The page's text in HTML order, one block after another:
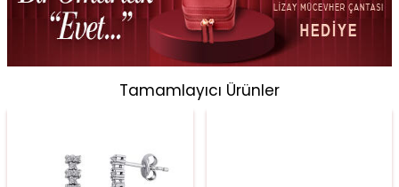
Tamamlayıcı Ürünler